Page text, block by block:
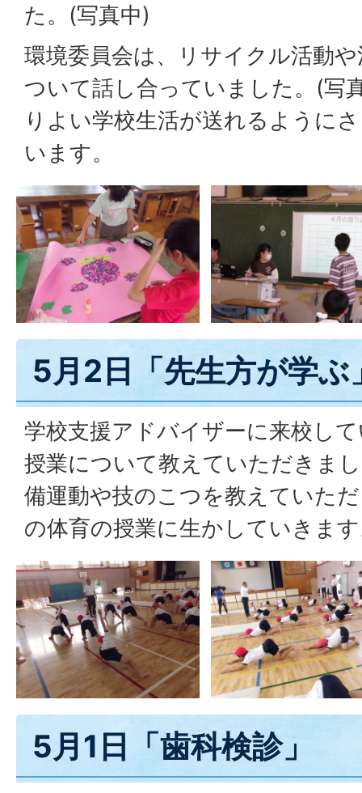
た。(写真中)
環境委員会は、リサイクル活動
ついて話し合っていました。(写
りよい学校生活が送れるように
います。
5月2日「先生方が学ぶ
学校支援アドバイザーに来校し
授業について教えていただきま
備運動や技のこつを教えていた
の体育の授業に生かしていきま
5月1日「歯科検診」